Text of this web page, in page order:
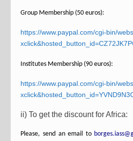
Group Membership (50 euros):
https://www.paypal.com/cgi-bin/
Institutes Membership (90 euros):
https://www.paypal.com/cgi-bin/
ii) To get the discount for Africa:
Please, send an email to